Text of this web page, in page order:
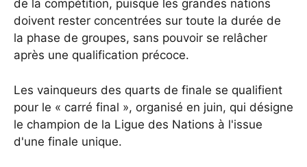
de la compétition, puisque les grandes nations
doivent rester concentrées sur toute la durée de
la phase de groupes, sans pouvoir se relâcher
après une qualification précoce.
Les vainqueurs des quarts de finale se qualifient
pour le « carré final », organisé en juin, qui désigne
le champion de la Ligue des Nations à l'issue
d'une finale unique.